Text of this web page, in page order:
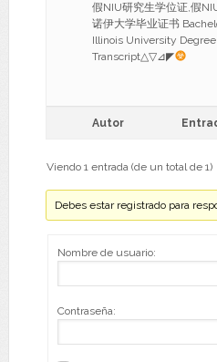
假NIU研究生学位证,假
诺伊大学毕业证书
Illinois University
Transcript△▽⊿◤
Autor
Viendo 1 entrada (de un total de 1)
Debes estar registrado para
Nombre de usuario:
Contraseña: